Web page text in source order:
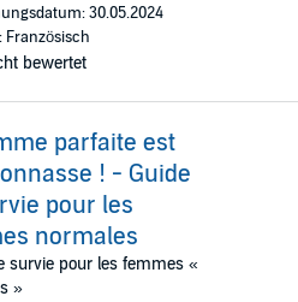
30.05.2024
Französisch
bewertet
parfaite est
! - Guide
pour les
normales
survie pour les femmes «
»